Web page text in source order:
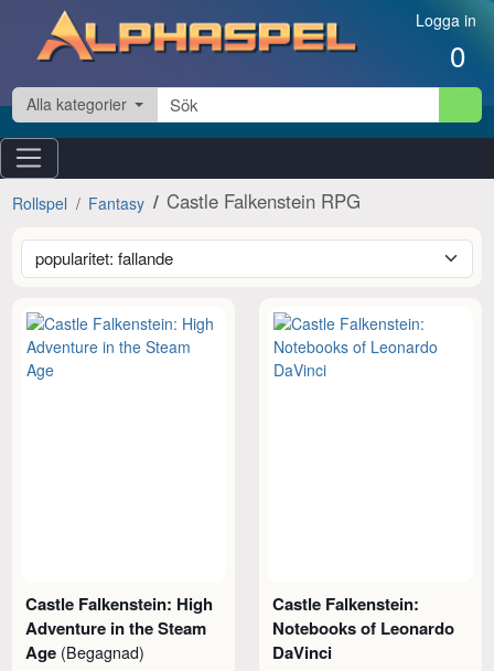
Hoppa till innehåll Logga in
0
Alla kategorier
Rollspel Fantasy Castle Falkenstein RPG
Castle Falkenstein: High
Adventure in the Steam
Age (Begagnad)
Castle Falkenstein:
Notebooks of Leonardo
DaVinci